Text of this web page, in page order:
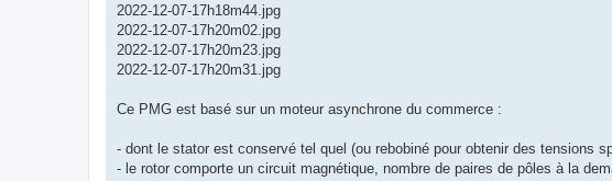
2022-12-07-17h18m44.jpg
2022-12-07-17h20m02.jpg
2022-12-07-17h20m23.jpg
2022-12-07-17h20m31.jpg
Ce PMG est basé sur un moteur asynchrone du commerce :
- dont le stator est conservé tel quel (ou rebobiné pour obtenir des tensions
- le rotor comporte un circuit magnétique, nombre de paires de pôles à la